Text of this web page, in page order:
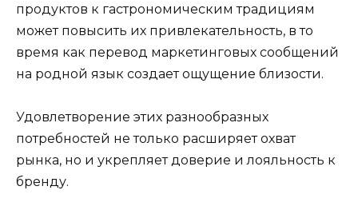
продуктов к гастрономическим традициям
может повысить их привлекательность, в то
время как перевод маркетинговых сообщений
на родной язык создает ощущение близости.
Удовлетворение этих разнообразных
потребностей не только расширяет охват
рынка, но и укрепляет доверие и лояльность к
бренду.